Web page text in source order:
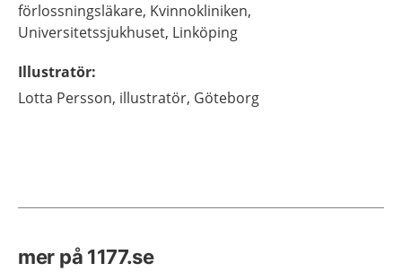
förlossningsläkare, Kvinnokliniken,
Universitetssjukhuset, Linköping
Illustratör:
Lotta Persson, illustratör, Göteborg
mer på 1177.se